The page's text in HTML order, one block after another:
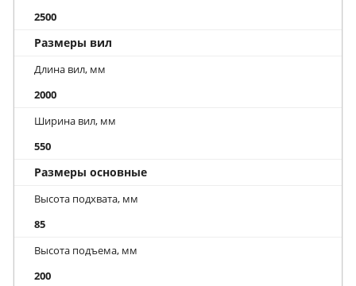
2500
Размеры вил
Длина вил, мм
2000
Ширина вил, мм
550
Размеры основные
Высота подхвата, мм
85
Высота подъема, мм
200